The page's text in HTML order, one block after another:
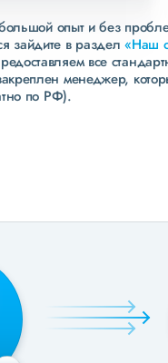
опыт и без
зайдите в раздел«Наш
все
менеджер,
по РФ).